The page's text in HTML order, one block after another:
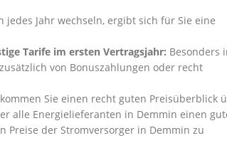
Jahr wechseln, ergibt sich für Sie eine
Tarife im ersten Vertragsjahr: Besonders
von Bonuszahlungen oder recht
Sie einen recht guten Preisüberblick
alle Energielieferanten in Demmin einen
der Stromversorger in Demmin zu